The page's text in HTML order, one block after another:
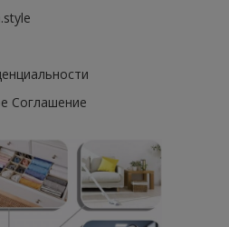
Соглашение